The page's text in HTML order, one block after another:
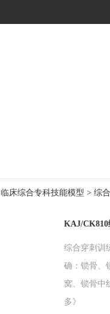
临床综合专科技能模型 > 综
KAJ/CK810
综合穿刺训
确：锁骨、
窝、锁骨中
多》